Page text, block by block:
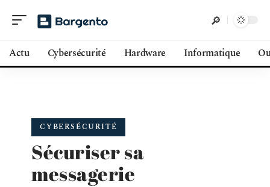
Actu Cybersécurité Hardware Informatique
CYBERSÉCURITÉ
Sécuriser sa
messagerie